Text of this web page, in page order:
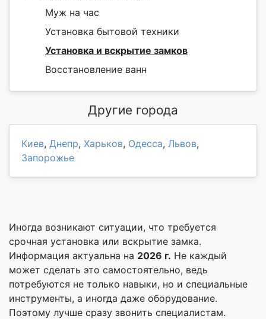
Муж на час
Установка бытовой техники
Установка и вскрытие замков
Восстановление ванн
Другие города
Киев, Днепр, Харьков, Одесса, Львов,
Запорожье
Иногда возникают ситуации, что требуется
срочная установка или вскрытие замка.
Информация актуальна на 2026 г. Не каждый
может сделать это самостоятельно, ведь
потребуются не только навыки, но и специальные
инструменты, а иногда даже оборудование.
Поэтому лучше сразу звонить специалистам.